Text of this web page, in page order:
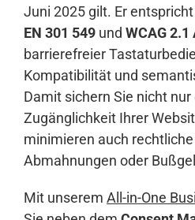
Juni 2025 gilt. Er
EN 301 549 und WCAG 2.1
barrierefreier
Kompatibilität und
Damit sichern Sie nicht
Zugänglichkeit Ihrer
minimieren auch
Abmahnungen oder
Mit unserem All-in-One